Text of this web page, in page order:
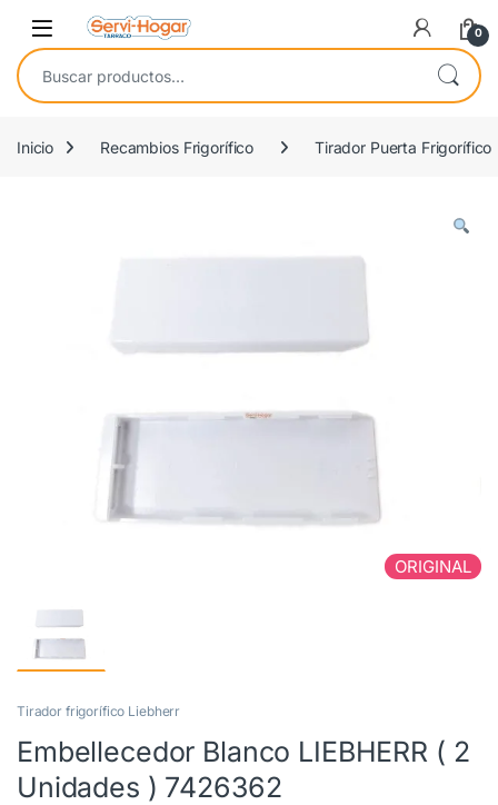
Saltar a navegación
saltar al contenido
Open 0
Buscar por:
Inicio Recambios Frigorífico Tirador Puerta Frigorífico
ORIGINAL
Tirador frigorífico Liebherr
Embellecedor Blanco LIEBHERR ( 2
Unidades ) 7426362